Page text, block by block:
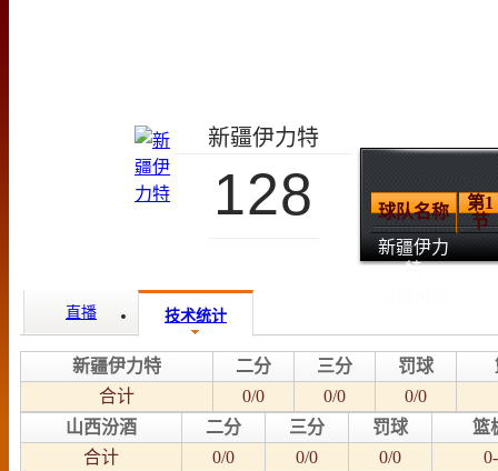
新疆伊力特
128 球队名称
第1
节
新疆伊力
特
直播 技术统计
新疆伊力特 二分 三分 罚球
合计
0/0 0/0
0/0
山西汾酒
二分 三分 罚球
篮
合计
0/0 0/0 0/0